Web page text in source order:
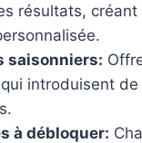
résultats, créant
saisonniers:
introduisent de
à débloquer: